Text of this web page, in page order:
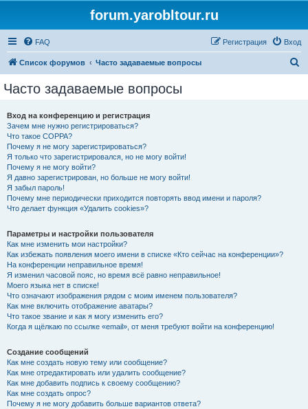
forum.yarobltour.ru
FAQ Вход
Регистрация
Список форумов Часто задаваемые вопросы
Часто задаваемые вопросы
Вход на конференцию и регистрация
Зачем мне нужно регистрироваться?
Что такое COPPA?
Почему я не могу зарегистрироваться?
Я только что зарегистрировался, но не могу войти!
Почему я не могу войти?
Я давно зарегистрирован, но больше не могу войти!
Я забыл пароль!
Почему мне периодически приходится повторять ввод имени и пароля?
Что делает функция «Удалить cookies»?
Параметры и настройки пользователя
Как мне изменить мои настройки?
Как избежать появления моего имени в списке «Кто сейчас на конференции»?
На конференции неправильное время!
Я изменил часовой пояс, но время всё равно неправильное!
Моего языка нет в списке!
Что означают изображения рядом с моим именем пользователя?
Как мне включить отображение аватары?
Что такое звание и как я могу изменить его?
Когда я щёлкаю по ссылке «email», от меня требуют войти на конференцию!
Создание сообщений
Как мне создать новую тему или сообщение?
Как мне отредактировать или удалить сообщение?
Как мне добавить подпись к своему сообщению?
Как мне создать опрос?
Почему я не могу добавить больше вариантов ответа?